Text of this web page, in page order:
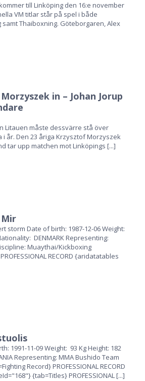
till Linköping den 16:e november
VM titlar står på spel i både
Thaiboxning. Göteborgaren, Alex
in – Johan Jorup
Litauen måste dessvärre stå över
i år. Den 23 åriga Krzysztof Morzyszek
tar upp matchen mot Linköpings [...]
storm Date of birth: 1987-12-06 Weight:
DENMARK Representing:
Muaythai/Kickboxing
RECORD {aridatatables
1991-11-09 Weight: 93 Kg Height: 182
Representing: MMA Bushido Team
Record} PROFESSIONAL RECORD
{tab=Titles} PROFESSIONAL[...]